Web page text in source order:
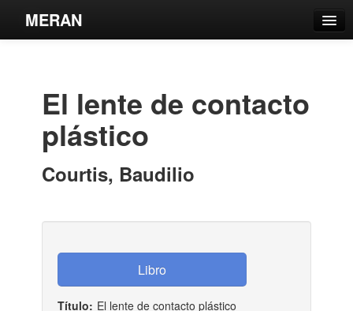
MERAN
Estantes Virtuales
El lente de contacto
plástico
Courtis, Baudilio
Título: El lente de contacto plástico